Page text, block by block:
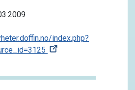
index.php?